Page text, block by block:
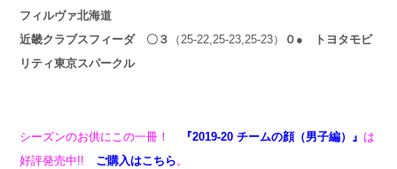
フィルヴァ北海道
近畿クラブスフィーダ〇３ （25-22,25-23,25-23）
０● トヨタモビ
リティ東京スパークル
シーズンのお供にこの一冊！ 『2019-20 チームの顔（男子編）』 は
好評発売中!! ご購入はこちら。